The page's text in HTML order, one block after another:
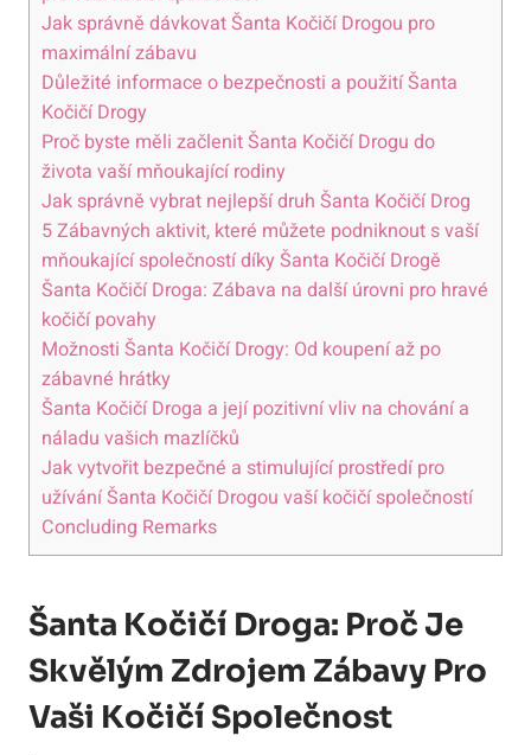
Jak správně dávkovat Šanta ⁣Kočičí ⁤Drogou pro
maximální zábavu
Důležité informace ⁢o‌ bezpečnosti a použití‍ Šanta
Kočičí ‍Drogy
Proč⁢ byste měli začlenit Šanta Kočičí⁢ Drogu do
života vaší mňoukající rodiny
Jak správně vybrat nejlepší⁤ druh​ Šanta⁣ Kočičí Drog
5 Zábavných aktivit, které můžete podniknout s vaší
mňoukající ⁤společností díky Šanta Kočičí Drogě
Šanta Kočičí ​Droga: Zábava na⁣ další úrovni pro hravé
kočičí povahy
Možnosti Šanta Kočičí‍ Drogy: Od koupení až‍ po
zábavné hrátky
Šanta Kočičí ⁤Droga a její pozitivní vliv na chování⁢ a⁤
náladu vašich mazlíčků
Jak vytvořit bezpečné ⁤a stimulující ‌prostředí pro
užívání Šanta Kočičí Drogou vaší kočičí společností
Concluding Remarks
Šanta ​Kočičí Droga: Proč Je⁢
Skvělým Zdrojem Zábavy Pro
Vaši Kočičí Společnost